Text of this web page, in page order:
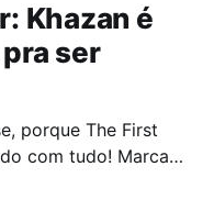
Khazan é
ser
porque The First
com tudo! Marcado